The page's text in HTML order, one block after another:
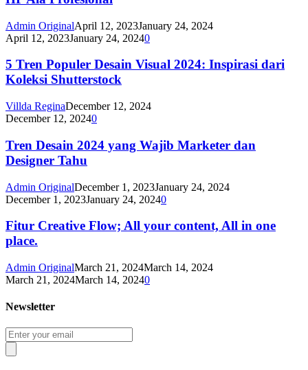
Admin OriginalApril 12, 2023January 24, 2024
April 12, 2023January 24, 20240
5 Tren Populer Desain Visual 2024: Inspirasi dari
Koleksi Shutterstock
Villda ReginaDecember 12, 2024
December 12, 20240
Tren Desain 2024 yang Wajib Marketer dan
Designer Tahu
Admin OriginalDecember 1, 2023January 24, 2024
December 1, 2023January 24, 20240
Fitur Creative Flow; All your content, All in one
place.
Admin OriginalMarch 21, 2024March 14, 2024
March 21, 2024March 14, 20240
Newsletter